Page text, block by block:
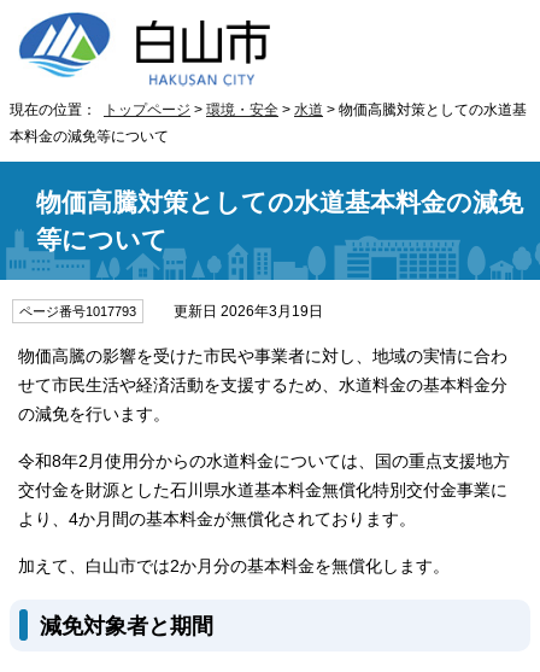
現在の位置： トップページ > 環境・安全 > 水道 > 物価高騰対策としての水道基
本料金の減免等について
物価高騰対策としての水道基本料金の減免
等について
ページ番号1017793 更新日 2026年3月19日
物価高騰の影響を受けた市民や事業者に対し、地域の実情に合わ
せて市民生活や経済活動を支援するため、水道料金の基本料金分
の減免を行います。
令和8年2月使用分からの水道料金については、国の重点支援地方
交付金を財源とした石川県水道基本料金無償化特別交付金事業に
より、4か月間の基本料金が無償化されております。
加えて、白山市では2か月分の基本料金を無償化します。
減免対象者と期間